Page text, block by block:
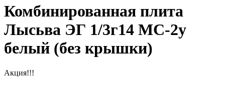
Комбинированная плита
Лысьва ЭГ 1/3г14 МС-2у
белый (без крышки)
Акция!!!